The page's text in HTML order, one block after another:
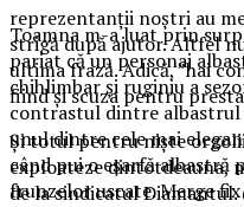
reprezentanții noștri au
strigă după ajutor. Altfel
ultima frază. Adică, ”hai
fiind și scuza pentru
Și totul pentru niște
exploateze dintotdeauna,
de la sindicatul Diamantul.
Toamna m-a luat prin
pariat că un personaj
chihlimbar și ruginiu a
contrastul dintre albastrul
unul dintre cele mai
când pui o eșarfă albastră
frunzelor uscate. Merge